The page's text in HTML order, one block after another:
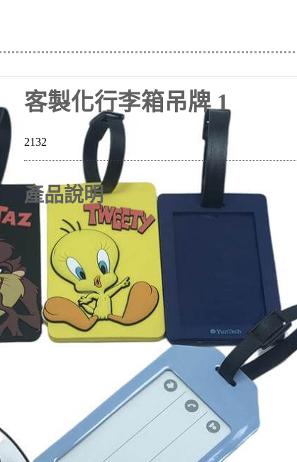
客製化行李箱吊牌 1
2132
產品說明